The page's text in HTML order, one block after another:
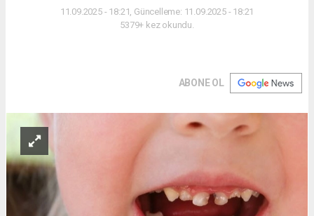
11.09.2025 - 18:21, Güncelleme: 11.09.2025 - 18:21
5379+ kez okundu.
ABONE OL